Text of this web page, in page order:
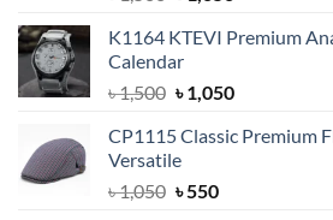
was:
৳ 1,500.
is:
K1164 KTEVI Premium
Calendar
৳1,500 Original
was:
৳ 1,500.
৳1,050Current
is:
CP1115 Classic Premium
Versatile
৳1,050 Original
৳550Current